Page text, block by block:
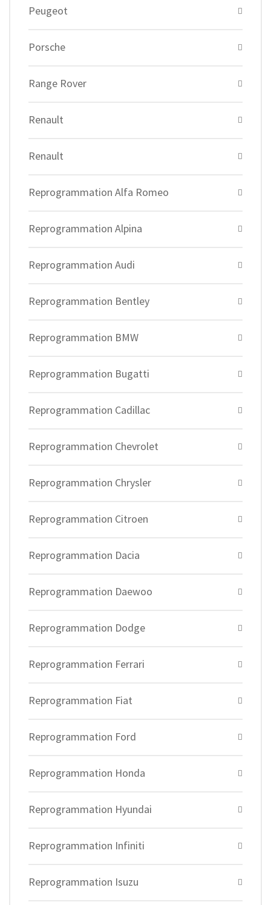
Peugeot
Porsche
Range Rover
Renault
Renault
Reprogrammation Alfa Romeo
Reprogrammation Alpina
Reprogrammation Audi
Reprogrammation Bentley
Reprogrammation BMW
Reprogrammation Bugatti
Reprogrammation Cadillac
Reprogrammation Chevrolet
Reprogrammation Chrysler
Reprogrammation Citroen
Reprogrammation Dacia
Reprogrammation Daewoo
Reprogrammation Dodge
Reprogrammation Ferrari
Reprogrammation Fiat
Reprogrammation Ford
Reprogrammation Honda
Reprogrammation Hyundai
Reprogrammation Infiniti
Reprogrammation Isuzu